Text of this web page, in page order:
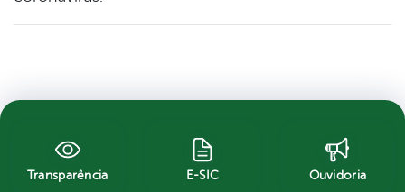
Transparência E-SIC Ouvidoria